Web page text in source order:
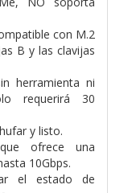
con M.2
B y las clavijas
herramienta ni
requerirá 30
y listo.
ofrece una
10Gbps.
el estado de